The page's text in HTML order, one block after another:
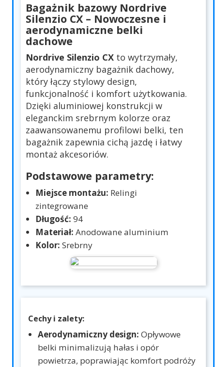
Bagażnik bazowy Nordrive
Silenzio CX – Nowoczesne i
aerodynamiczne belki
dachowe
Nordrive Silenzio CX to wytrzymały,
aerodynamiczny bagażnik dachowy,
który łączy stylowy design,
funkcjonalność i komfort użytkowania.
Dzięki aluminiowej konstrukcji w
eleganckim srebrnym kolorze oraz
zaawansowanemu profilowi belki, ten
bagażnik zapewnia cichą jazdę i łatwy
montaż akcesoriów.
Podstawowe parametry:
Miejsce montażu: Relingi
zintegrowane
Długość: 94
Materiał: Anodowane aluminium
Kolor: Srebrny
Cechy i zalety:
Aerodynamiczny design: Opływowe
belki minimalizują hałas i opór
powietrza, poprawiając komfort podróży